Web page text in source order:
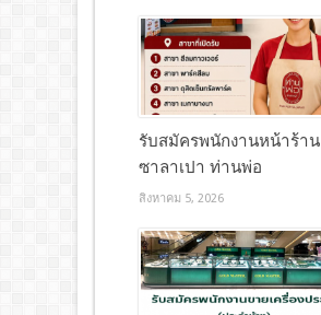
รับสมัครพนักงานหน้าร้าน
ซาลาเปา ท่านพ่อ
สิงหาคม 5, 2026